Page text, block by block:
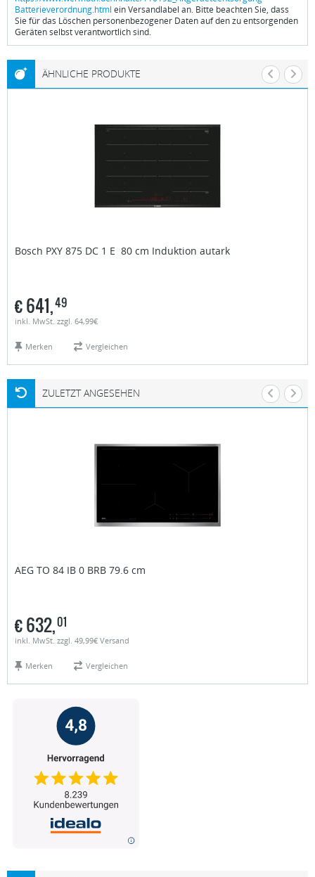
Batterieverordnung.html ein Versandlabel an. Bitte beachten Sie, dass
Sie für das Löschen personenbezogener Daten auf den zu entsorgenden
Geräten selbst verantwortlich sind.
ÄHNLICHE PRODUKTE
Bosch PXY 875 DC 1 E 80 cm Induktion autark
€641,49
inkl. MwSt. zzgl. 64,99€
Merken Vergleichen
ZULETZT ANGESEHEN
AEG TO 84 IB 0 BRB 79.6 cm
€632,01
inkl. MwSt. zzgl. 49,99€ Versand
Merken Vergleichen